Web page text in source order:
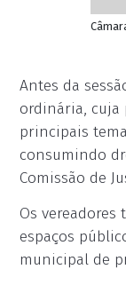
Antes da
ordinária, cuja
principais
consumindo
Comissão de
Os
espaços
municipal de